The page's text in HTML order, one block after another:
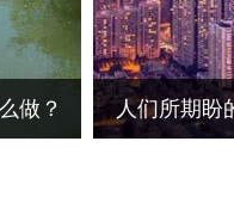
做？ 人们所期盼